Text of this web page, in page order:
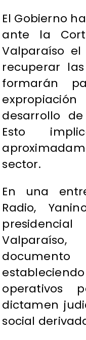
El Gobierno
ante la
Valparaíso
recuperar
formarán
desarrollo
Esto
sector.
En una
Radio,
operativos
dictamen
social